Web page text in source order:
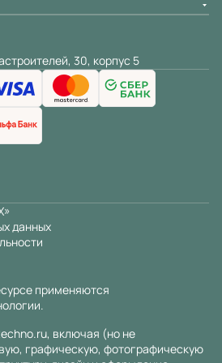
30, корпус 5
данных
применяются
.
включая (но не
графическую, фотографическую